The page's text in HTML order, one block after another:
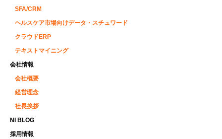
SFA/CRM
ヘルスケア市場向けデータ・スチュワード
クラウドERP
テキストマイニング
会社情報
会社概要
経営理念
社長挨拶
NI BLOG
採用情報